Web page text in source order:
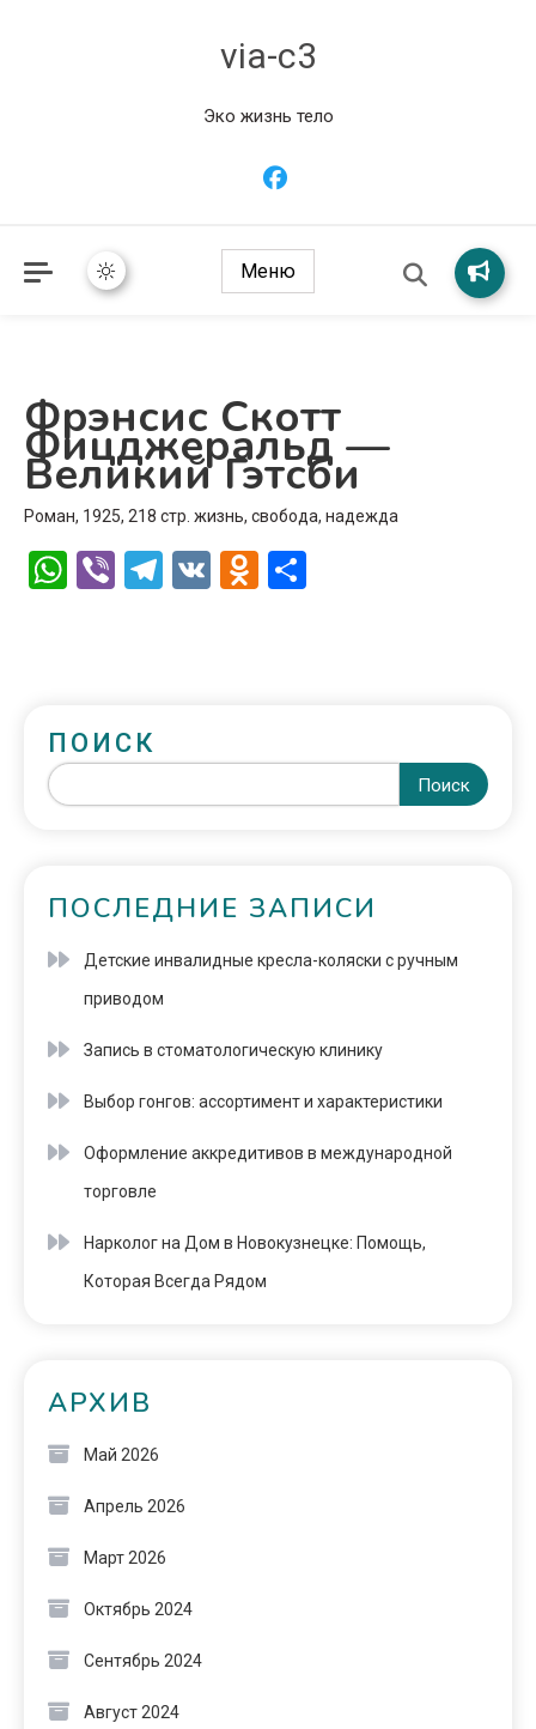
via-c3
Эко жизнь тело
Меню
Фрэнсис Скотт
Фицджеральд —
Великий Гэтсби
Роман, 1925, 218 стр. жизнь, свобода, надежда
WhatsApp
ViberTelegram
VK Odnoklassniki
ПОИСК
Поиск
ПОСЛЕДНИЕ ЗАПИСИ
Детские инвалидные кресла-коляски с ручным
приводом
Запись в стоматологическую клинику
Выбор гонгов: ассортимент и характеристики
Оформление аккредитивов в международной
торговле
Нарколог на Дом в Новокузнецке: Помощь,
Которая Всегда Рядом
АРХИВ
Май 2026
Апрель 2026
Март 2026
Октябрь 2024
Сентябрь 2024
Август 2024